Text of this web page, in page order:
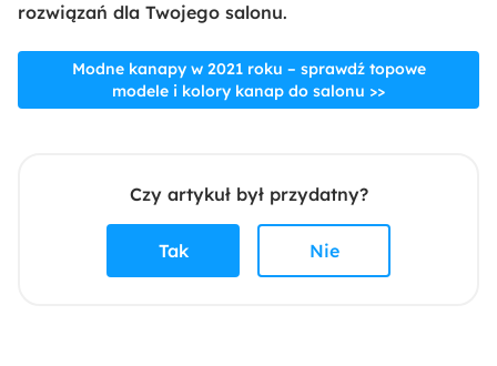
rozwiązań dla Twojego salonu.
Modne kanapy w 2021 roku – sprawdź topowe
modele i kolory kanap do salonu >>
Czy artykuł był przydatny?
Tak Nie